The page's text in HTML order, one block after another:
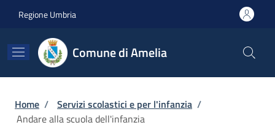
Regione Umbria
Comune di Amelia
Briciole di pane
Home / Servizi scolastici e per l'infanzia /
Andare alla scuola dell'infanzia